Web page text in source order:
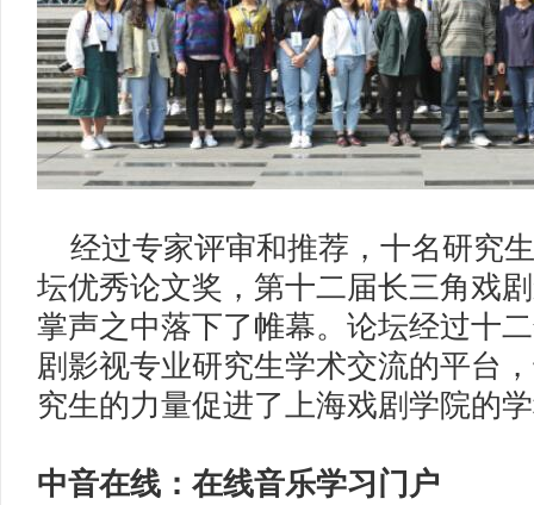
经过专家评审和推荐，十名研究
坛优秀论文奖，第十二届长三角戏
掌声之中落下了帷幕。论坛经过十
剧影视专业研究生学术交流的平台
究生的力量促进了上海戏剧学院的
中音在线：在线音乐学习门户